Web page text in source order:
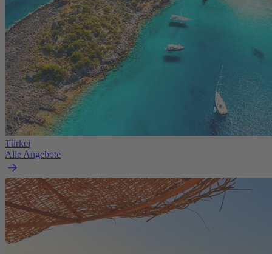
Türkei
Alle Angebote